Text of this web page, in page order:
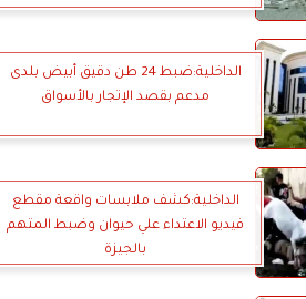
الداخلية:ضبط 24 طن دقيق أبيض بلدى
مدعم بقصد الإتجار بالأسواق
الداخلية:كشف ملابسات واقعة مقطع
فيديو الاعتداء علي حيوان وضبط المتهم
بالجيزة